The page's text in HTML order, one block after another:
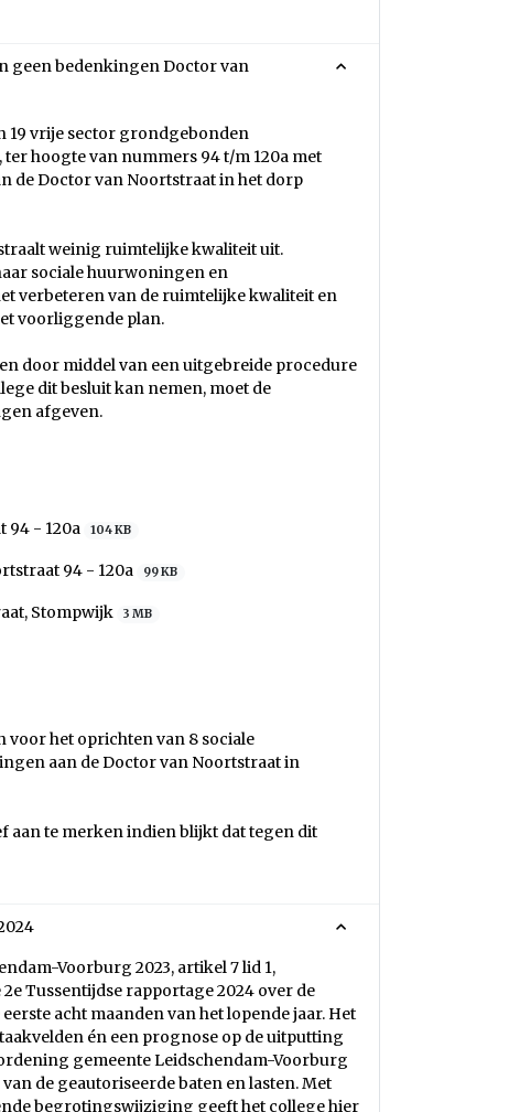
geen bedenkingen Doctor van
19 vrije sector grondgebonden
hoogte van nummers 94 t/m 120a met
de Doctor van Noortstraat in het dorp
weinig ruimtelijke kwaliteit uit.
sociale huurwoningen en
verbeteren van de ruimtelijke kwaliteit en
voorliggende plan.
door middel van een uitgebreide procedure
dit besluit kan nemen, moet de
afgeven.
94 - 120a 104 KB
94 - 120a 99 KB
Stompwijk 3 MB
het oprichten van 8 sociale
aan de Doctor van Noortstraat in
aan te merken indien blijkt dat tegen dit
Voorburg 2023, artikel 7 lid 1,
Tussentijdse rapportage 2024 over de
acht maanden van het lopende jaar. Het
én een prognose op de uitputting
gemeente Leidschendam-Voorburg
de geautoriseerde baten en lasten. Met
begrotingswijziging geeft het college hier